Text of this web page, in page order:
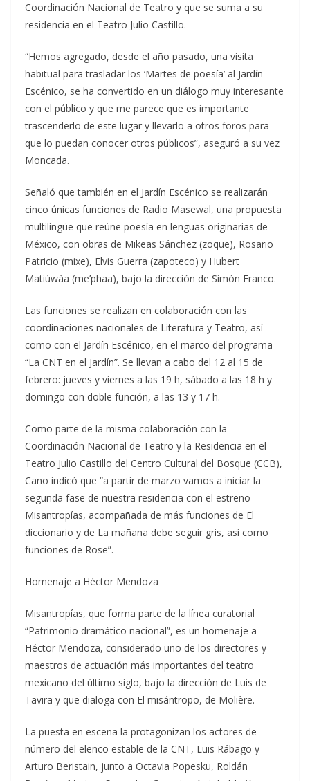
Coordinación Nacional de Teatro y que se suma a su
residencia en el Teatro Julio Castillo.
“Hemos agregado, desde el año pasado, una visita
habitual para trasladar los ‘Martes de poesía’ al Jardín
Escénico, se ha convertido en un diálogo muy interesante
con el público y que me parece que es importante
trascenderlo de este lugar y llevarlo a otros foros para
que lo puedan conocer otros públicos”, aseguró a su vez
Moncada.
Señaló que también en el Jardín Escénico se realizarán
cinco únicas funciones de Radio Masewal, una propuesta
multilingüe que reúne poesía en lenguas originarias de
México, con obras de Mikeas Sánchez (zoque), Rosario
Patricio (mixe), Elvis Guerra (zapoteco) y Hubert
Matiúwàa (me’phaa), bajo la dirección de Simón Franco.
Las funciones se realizan en colaboración con las
coordinaciones nacionales de Literatura y Teatro, así
como con el Jardín Escénico, en el marco del programa
“La CNT en el Jardín”. Se llevan a cabo del 12 al 15 de
febrero: jueves y viernes a las 19 h, sábado a las 18 h y
domingo con doble función, a las 13 y 17 h.
Como parte de la misma colaboración con la
Coordinación Nacional de Teatro y la Residencia en el
Teatro Julio Castillo del Centro Cultural del Bosque (CCB),
Cano indicó que “a partir de marzo vamos a iniciar la
segunda fase de nuestra residencia con el estreno
Misantropías, acompañada de más funciones de El
diccionario y de La mañana debe seguir gris, así como
funciones de Rose”.
Homenaje a Héctor Mendoza
Misantropías, que forma parte de la línea curatorial
“Patrimonio dramático nacional”, es un homenaje a
Héctor Mendoza, considerado uno de los directores y
maestros de actuación más importantes del teatro
mexicano del último siglo, bajo la dirección de Luis de
Tavira y que dialoga con El misántropo, de Molière.
La puesta en escena la protagonizan los actores de
número del elenco estable de la CNT, Luis Rábago y
Arturo Beristain, junto a Octavia Popesku, Roldán